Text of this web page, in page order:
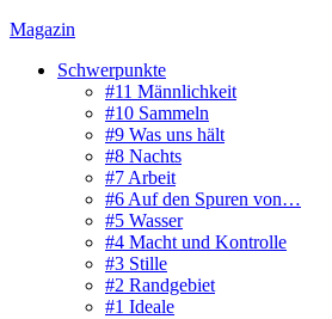
Magazin
Schwerpunkte
#11 Männlichkeit
#10 Sammeln
#9 Was uns hält
#8 Nachts
#7 Arbeit
#6 Auf den Spuren von…
#5 Wasser
#4 Macht und Kontrolle
#3 Stille
#2 Randgebiet
#1 Ideale